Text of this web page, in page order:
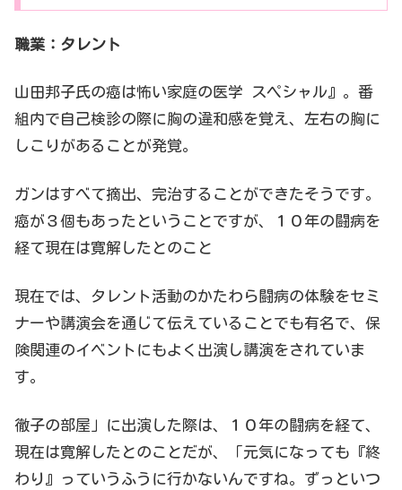
職業：タレント
山田邦子氏の癌は怖い家庭の医学 スペシャル』。番
組内で自己検診の際に胸の違和感を覚え、左右の胸に
しこりがあることが発覚。
ガンはすべて摘出、完治することができたそうです。
癌が３個もあったということですが、１０年の闘病を
経て現在は寛解したとのこと
現在では、タレント活動のかたわら闘病の体験をセミ
ナーや講演会を通じて伝えていることでも有名で、保
険関連のイベントにもよく出演し講演をされていま
す。
徹子の部屋」に出演した際は、１０年の闘病を経て、
現在は寛解したとのことだが、「元気になっても『終
わり』っていうふうに行かないんですね。ずっといつ